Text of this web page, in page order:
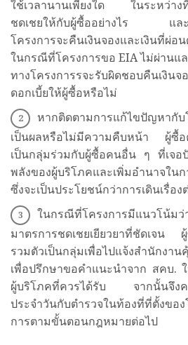
ใช้เวลานานเพียงใด ในระหว่าง
ชดเชยให้กับผู้ซื้ออย่างไร และถ้
โครงการจะคืนเงินจองและเงินที่ผ่
ในกรณีที่โครงการขอ EIA ไม่ผ่านแ
ทางโครงการรจะรับผิดชอบคืนเงิน
ดอกเบี้ยให้ผู้ซื้อหรือไม่
หากติดตามการแก้ไขปัญหากับ
เป็นผลหรือไม่มีความคืบหน้า ผู้ซื้อ
เป็นกลุ่มร่วมกับผู้ซื้อคนอื่น ๆ ที่เจอ
พลังของผู้บริโภคและเพิ่มอำนาจใน
ซึ่งจะเป็นประโยชน์กว่าการเดินเรื่อง
ในกรณีที่โครงการมีแนวโน้มว่
มาตรการชดเชยเยียวยาที่ชัดเจน
รวมตัวเป็นกลุ่มเพื่อไปแจ้งสำนักงา
เพื่อปรึกษาขอคำแนะนำจาก สคบ.
ผู้บริโภคที่ควรได้รับ จากนั้นจึงค
ประจำวันกับตำรวจในท้องที่ที่ตั้งข
การตามขั้นตอนกฎหมายต่อไป